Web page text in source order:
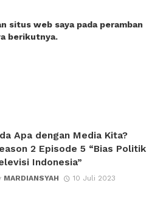
situs web saya pada peramban
berikutnya.
Apa dengan Media Kita?
2 Episode 5 “Bias Politik
Indonesia”
MARDIANSYAH 10 Juli 2023